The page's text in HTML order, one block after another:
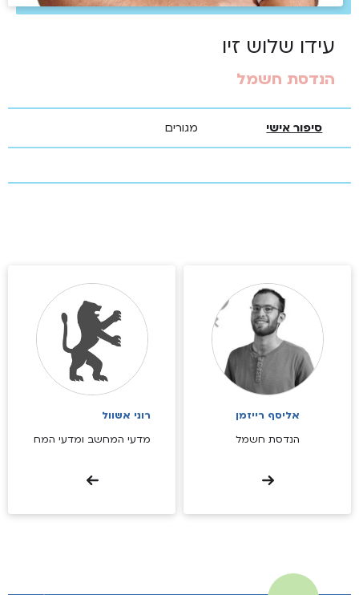
עידו שלוש זיו
הנדסת חשמל
סיפור אישי מגורים
אליסף רייזמן
הנדסת חשמל
רוני אשוול
מדעי המחשב ומדעי המח